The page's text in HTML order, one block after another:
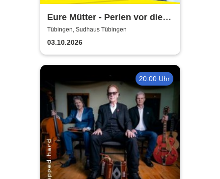
Eure Mütter - Perlen vor die
Säue - Das Best Of zum
Jubiläum
Tübingen, Sudhaus Tübingen
03.10.2026
20:00 Uhr